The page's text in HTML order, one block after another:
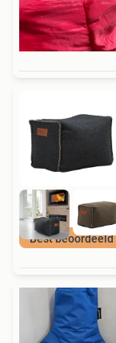
Best beoordeeld